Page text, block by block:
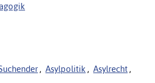
, Asylpolitik , Asylrecht ,